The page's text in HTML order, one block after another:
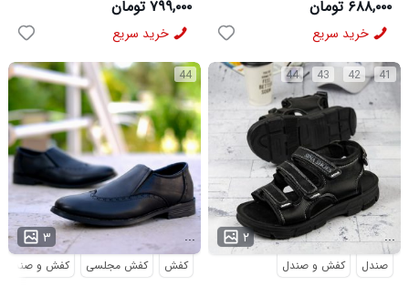
۷۹۹,۰۰۰ تومان
خرید سریع
۶۸۸,۰۰۰ تومان
خرید سریع
44
۳ ...
کفش کفش مجلسی کفش و صندل
41
42
43
44
۲ ...
صندل کفش و صندل